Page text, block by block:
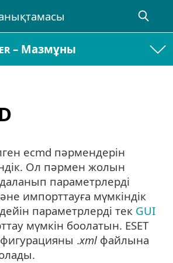
– Мазмұны
ecmd пәрмендерін
Ол пәрмен жолын
параметрлерді
импорттауға мүмкіндік
дейін параметрлерді тек GUI
мүмкін боолатын. ESET
.xml файлына